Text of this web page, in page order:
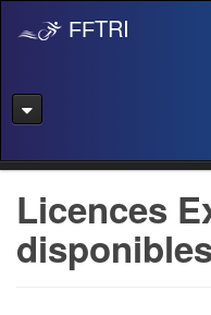
FFTRI
Licences